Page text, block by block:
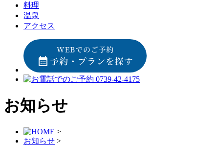
料理
温泉
アクセス
お知らせ
>
お知らせ >